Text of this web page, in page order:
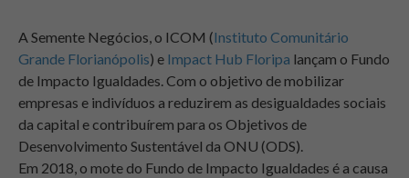
A Semente Negócios, o ICOM (Instituto Comunitário
Grande Florianópolis) e Impact Hub Floripa lançam o Fundo
de Impacto Igualdades. Com o objetivo de mobilizar
empresas e indivíduos a reduzirem as desigualdades sociais
da capital e contribuírem para os Objetivos de
Desenvolvimento Sustentável da ONU (ODS).
Em 2018, o mote do Fundo de Impacto Igualdades é a causa